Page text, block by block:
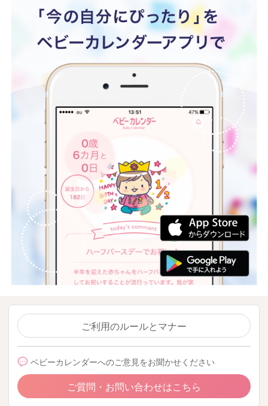
ご利用のルールとマナー
ベビーカレンダーへのご意見をお聞かせください
ご質問・お問い合わせはこちら